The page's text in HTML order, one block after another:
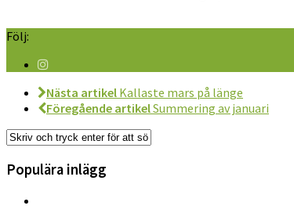
Följ:
Nästa artikel Kallaste mars på länge
Föregående artikelSummering av januari
Populära inlägg